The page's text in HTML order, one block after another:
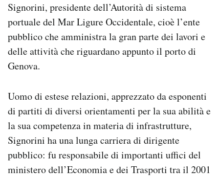
Signorini, presidente dell’Autorità di sistema
portuale del Mar Ligure Occidentale, cioè l’ente
pubblico che amministra la gran parte dei lavori e
delle attività che riguardano appunto il porto di
Genova.
Uomo di estese relazioni, apprezzato da esponenti
di partiti di diversi orientamenti per la sua abilità e
la sua competenza in materia di infrastrutture,
Signorini ha una lunga carriera di dirigente
pubblico: fu responsabile di importanti uffici del
ministero dell’Economia e dei Trasporti tra il 2001